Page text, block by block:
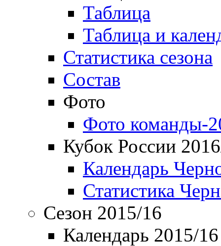
Таблица
Таблица и
Статистика сезона
Состав
Фото
Фото команды-
Кубок России
Календарь
Статистика
Сезон 2015/16
Календарь 2015/16